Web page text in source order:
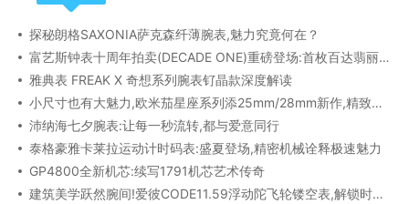
探秘朗格SAXONIA萨克森纤薄腕表,魅力究竟何在？
富艺斯钟表十周年拍卖(DECADE ONE)重磅登场:首枚百达翡丽1518精钢腕表领衔呈献
雅典表 FREAK X 奇想系列腕表钌晶款深度解读​
小尺寸也有大魅力,欧米茄星座系列添25mm/28mm新作,精致感拉满
沛纳海七夕腕表:让每一秒流转,都与爱意同行
泰格豪雅卡莱拉运动计时码表:盛夏登场,精密机械诠释极速魅力
GP4800全新机芯:续写1791机芯艺术传奇
建筑美学跃然腕间!爱彼CODE11.59浮动陀飞轮镂空表,解锁时间律动新形态